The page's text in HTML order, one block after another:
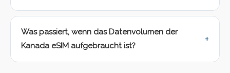
Was passiert, wenn das Datenvolumen der
Kanada eSIM aufgebraucht ist?